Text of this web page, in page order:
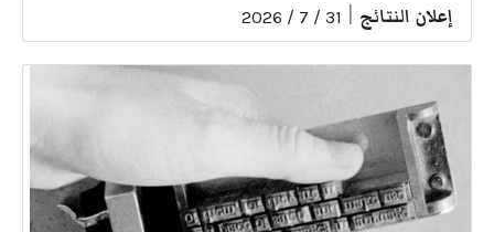
إعلان النتائج 31 / 7 / 2026